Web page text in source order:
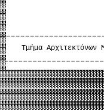
Τμήμα